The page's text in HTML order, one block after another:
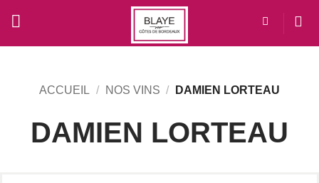
contenu
ACCUEIL / NOS VINS / DAMIEN LORTEAU
DAMIEN LORTEAU